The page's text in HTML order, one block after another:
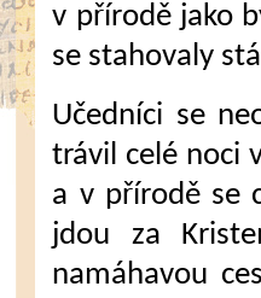
v přírodě jako
se staho­valy
Učedníci se
trávil celé noci
a v přírodě se
jdou za
namáhavou